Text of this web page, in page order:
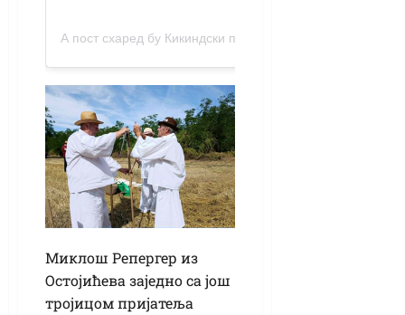
Миклош Репергер из
Остојићева заједно са још
тројицом пријатеља